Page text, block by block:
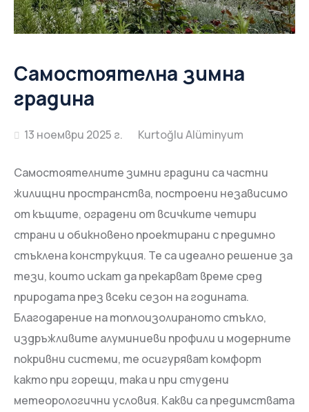
Самостоятелна зимна
градина
13 ноември 2025 г.
Самостоятелните зимни градини са частни
жилищни пространства, построени независимо
от къщите, оградени от всичките четири
страни и обикновено проектирани с предимно
стъклена конструкция. Те са идеално решение за
тези, които искат да прекарват време сред
природата през всеки сезон на годината.
Благодарение на топлоизолираното стъкло,
издръжливите алуминиеви профили и модерните
покривни системи, те осигуряват комфорт
както при горещи, така и при студени
метеорологични условия. Какви са предимствата